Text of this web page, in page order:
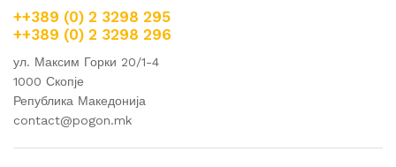
++389 (0) 2 3298 295
++389 (0) 2 3298 296
ул. Максим Горки 20/1-4
1000 Скопје
Република Македонија
contact@pogon.mk